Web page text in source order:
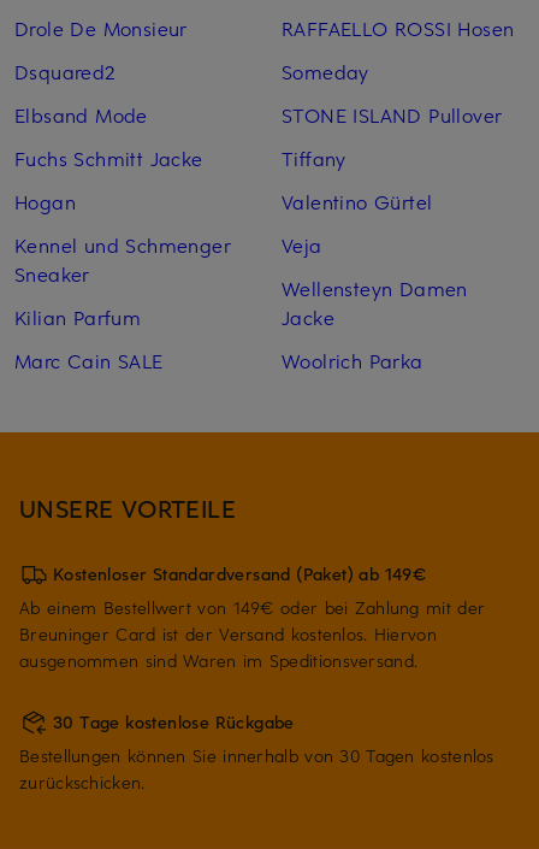
Drole De Monsieur
Dsquared2
Elbsand Mode
Fuchs Schmitt Jacke
Hogan
Kennel und Schmenger
Sneaker
Kilian Parfum
Marc Cain SALE
RAFFAELLO ROSSI Hosen
Someday
STONE ISLAND Pullover
Tiffany
Valentino Gürtel
Veja
Wellensteyn Damen
Jacke
Woolrich Parka
UNSERE VORTEILE
Kostenloser Standardversand (Paket) ab 149€
Ab einem Bestellwert von 149€ oder bei Zahlung mit der
Breuninger Card ist der Versand kostenlos. Hiervon
ausgenommen sind Waren im Speditionsversand.
30 Tage kostenlose Rückgabe
Bestellungen können Sie innerhalb von 30 Tagen kostenlos
zurückschicken.